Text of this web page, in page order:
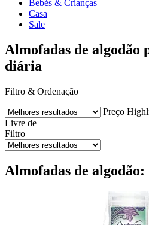
Bebés & Crianças
Casa
Sale
Almofadas de algodão
diária
Filtro & Ordenação
Preço
Livre de
Filtro
Almofadas de